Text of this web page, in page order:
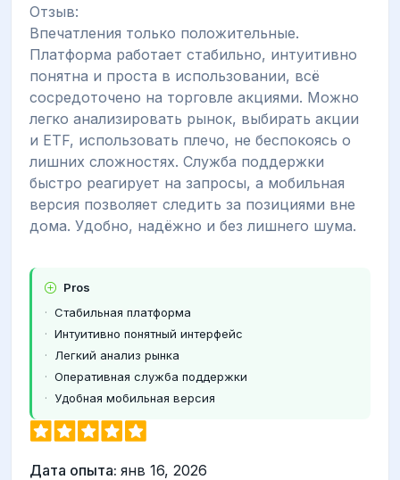
Отзыв:
Впечатления только положительные.
Платформа работает стабильно, интуитивно
понятна и проста в использовании, всё
сосредоточено на торговле акциями. Можно
легко анализировать рынок, выбирать акции
и ETF, использовать плечо, не беспокоясь о
лишних сложностях. Служба поддержки
быстро реагирует на запросы, а мобильная
версия позволяет следить за позициями вне
дома. Удобно, надёжно и без лишнего шума.
Pros
Стабильная платформа
Интуитивно понятный интерфейс
Легкий анализ рынка
Оперативная служба поддержки
Удобная мобильная версия
Дата опыта: янв 16, 2026